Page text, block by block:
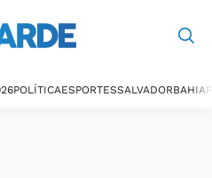
POLÍTICAESPORTESSALVADORBAHIA